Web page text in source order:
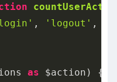
, 'logout' ,
as $action) {